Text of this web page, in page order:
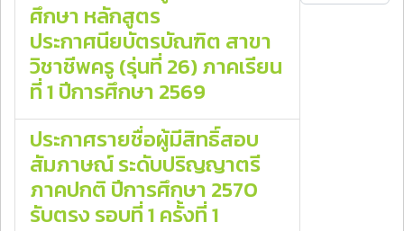
ศึกษา หลักสูตร
ประกาศนียบัตรบัณฑิต สาขา
วิชาชีพครู (รุ่นที่ 26) ภาคเรียน
ที่ 1 ปีการศึกษา 2569
ประกาศรายชื่อผู้มีสิทธิ์สอบ
สัมภาษณ์ ระดับปริญญาตรี
ภาคปกติ ปีการศึกษา 2570
รับตรง รอบที่ 1 ครั้งที่ 1